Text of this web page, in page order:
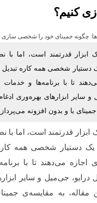
کنیم؟
ابزار قدرتمند است، اما با
دستیار شخصی همه کاره تبدیل
تا با برنامه‌ها و خدمات
سایر ابزارهای بهره‌وری
با و بدون افزونه
ابزار قدرتمند است، اما با
یک دستیار شخصی همه
اجازه می‌دهند تا با
درایو، جی‌میل و سایر
مقاله، به مقایسه‌ی